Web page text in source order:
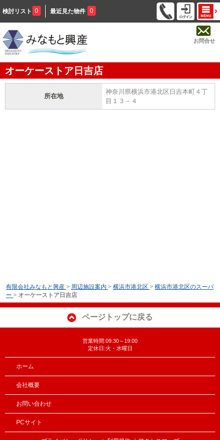
検討リスト 0 最近見た物件 0
お問合せ
オーケーストア日吉店
所在地
神奈川県横浜市港北区日吉本町４丁
目１３－４
有限会社みなもと興産 > 周辺施設案内 > 横浜市港北区 > 横浜市港北区のスーパ
ー > オーケーストア日吉店
ページトップに戻る
営業時間:09:30～19:00
定休日:火・水曜日
ホーム
会社概要
お問い合わせ
PCサイト